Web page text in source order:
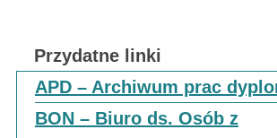
Przydatne linki
APD – Archiwum prac
BON – Biuro ds. Osób z